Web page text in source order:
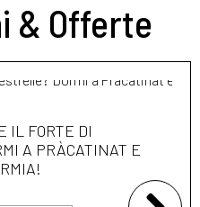
& Offerte
IL FORTE DI
A PRÀCATINAT E